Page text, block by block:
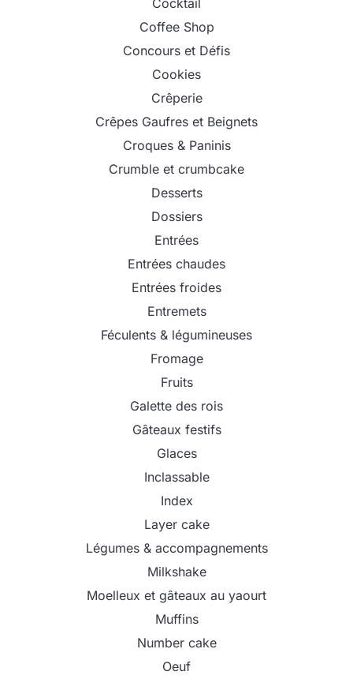
Cocktail
Coffee Shop
Concours et Défis
Cookies
Crêperie
Crêpes Gaufres et Beignets
Croques & Paninis
Crumble et crumbcake
Desserts
Dossiers
Entrées
Entrées chaudes
Entrées froides
Entremets
Féculents & légumineuses
Fromage
Fruits
Galette des rois
Gâteaux festifs
Glaces
Inclassable
Index
Layer cake
Légumes & accompagnements
Milkshake
Moelleux et gâteaux au yaourt
Muffins
Number cake
Oeuf